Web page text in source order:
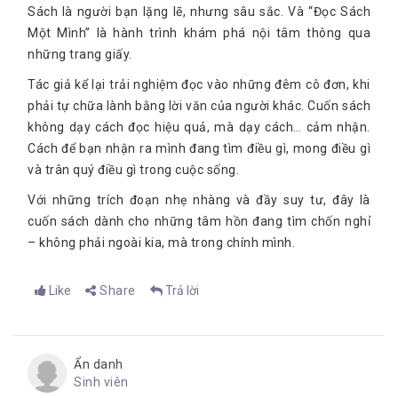
Tùy theo thời kỳ, có khi phải ăn độn ngô, bo bo, sắn khô nhưng
ở Hà Nội chủ yếu là độn mì. Buổi sáng sinh viên nội trú xuống
nhà nhận một cục luộc (bột mì nhào nước nặn giống như cái
bánh bao sau đó cho vào chảo luộc) vừa cứng vừa khô rất khó
nuốt. Bữa trưa cơm độn với mì sợi, bữa chiều mì sợi độn với
cơm.
Cứ đến giờ cơm là mấy ngàn sinh viên cùng tập trung lại nhà
ăn, ồn ào và náo nhiệt. Tiếng bát đũa liên tục kêu leng keng.
Trong góc phòng được đặt một thùng rô-mi-nê
nước gạo rang
pha muối. Dành cho sinh viên nào thiếu thức ăn thì dùng
thêm. Cuộc sống sinh viên thời bao cấp, ngó vậy chứ đơn giản
Năm 1968, trường Đại học Thương mại chuyển về huyện Kim
nước lỏng bỏng. Gọi là “canh toàn quốc”. Đồ ăn cứ thế đặt
xuống dưới đất, rồi cả nhóm cùng quay quần lại, chia nhau
Sách là người bạn lặng lẽ, nhưng sâu sắc. Và “Đọc Sách
Một Mình” là hành trình khám phá nội tâm thông qua
những trang giấy.
Tác giả kể lại trải nghiệm đọc vào những đêm cô đơn, khi
phải tự chữa lành bằng lời văn của người khác. Cuốn sách
không dạy cách đọc hiệu quả, mà dạy cách… cảm nhận.
Cách để bạn nhận ra mình đang tìm điều gì, mong điều gì
và trân quý điều gì trong cuộc sống.
Với những trích đoạn nhẹ nhàng và đầy suy tư, đây là
cuốn sách dành cho những tâm hồn đang tìm chốn nghỉ
– không phải ngoài kia, mà trong chính mình.
Like Share Trả lời
Ẩn danh
Sinh viên